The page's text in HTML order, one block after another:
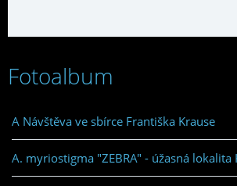
Fotoalbum
A Návštěva ve sbírce Františka Krause
A. myriostigma "ZEBRA" - úžasná lokalita